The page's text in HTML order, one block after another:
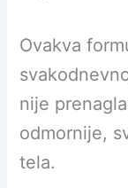
Ovakva
nije
odmornije,
tela.